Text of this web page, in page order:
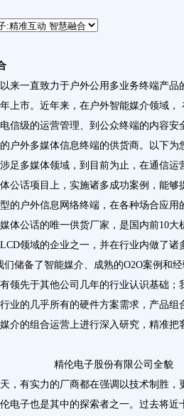
来一直致力于户外公用多业务终端产品
上市。近年来，在户外智能媒介领域
信级的运营管理、到公众终端的内容安
户外多媒体信息终端的供货商。以下为
足多媒体领域，到目前为止，在通信
公话项目上，实施诸多成功案例，能够
的户外信息网络终端，在各种场合应
体公话的唯一供货厂家，是国内前10
领域的企业之一，并在行业内做了诸
们储备了智能媒介、成熟的O2O案例和
领先于其他公司几年的行业认识基础；
业的几乎所有的硬件方案需求，产品组
介的组合运营上进行深入研究，精准
精伦电子股份有限公司全貌
，有实力的厂商都在强调以技术制胜，
电子也是其中的探索者之一。过去将近